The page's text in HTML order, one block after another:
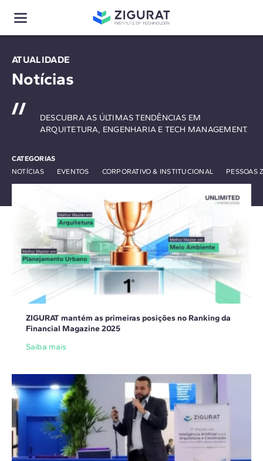
ATUALIDADE
Notícias
CATEGORIAS
NOTÍCIAS
EVENTOS CORPORATIVO & INSTITUCIONAL PESSOAS
DESCUBRA AS ÚLTIMAS TENDÊNCIAS EM
ARQUITETURA, ENGENHARIA E TECH MANAGEMENT.
ZIGURAT mantém as primeiras posições no Ranking da
Financial Magazine 2025
Saiba mais